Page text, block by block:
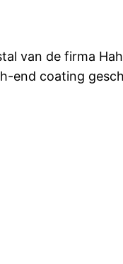
van de firma
end coating